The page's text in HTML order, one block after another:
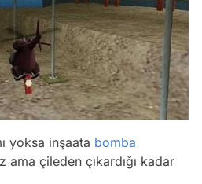
yoksa inşaata bomba
çileden çıkardığı kadar